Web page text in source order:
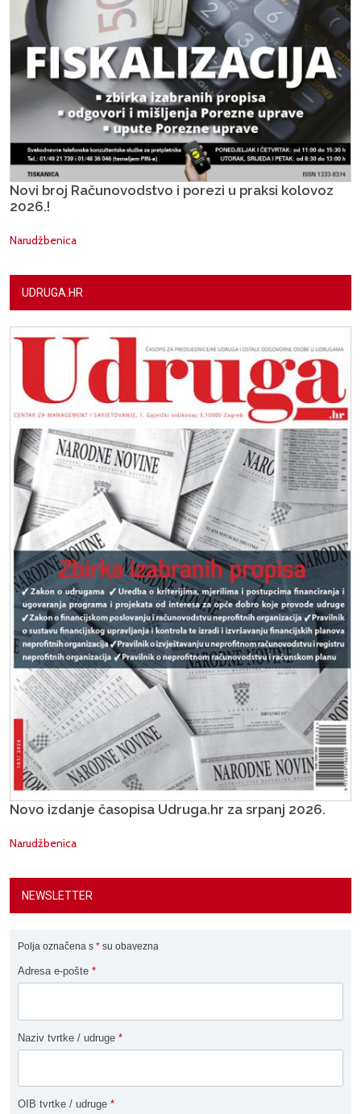
Novi broj Računovodstvo i porezi u praksi kolovoz
2026.!
Narudžbenica
UDRUGA.HR
Novo izdanje časopisa Udruga.hr za srpanj 2026.
Narudžbenica
NEWSLETTER
Polja označena s * su obavezna
Adresa e-pošte *
Naziv tvrtke / udruge *
OIB tvrtke / udruge *